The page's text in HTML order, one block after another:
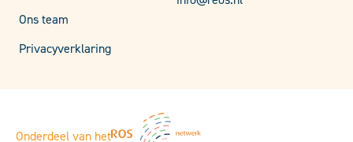
Ons team
Privacyverklaring
Onderdeel van het